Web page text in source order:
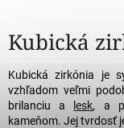
Kubická
Kubická zirkónia je
vzhľadom veľmi
brilanciu a
lesk, a
kameňom. Jej tvrdosť